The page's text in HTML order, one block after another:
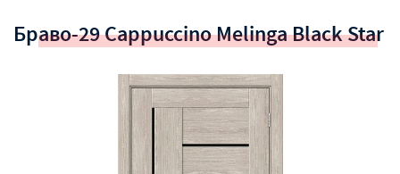
Браво-29 Cappuccino Melinga Black Star